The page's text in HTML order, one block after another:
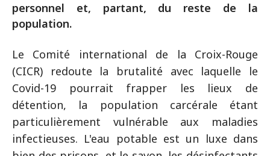
personnel et, partant, du reste de la
population.
Le Comité international de la Croix-Rouge
(CICR) redoute la brutalité avec laquelle le
Covid-19 pourrait frapper les lieux de
détention, la population carcérale étant
particulièrement vulnérable aux maladies
infectieuses. L'eau potable est un luxe dans